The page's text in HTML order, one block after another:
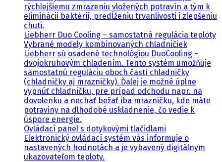
rýchlejšiemu zmrazeniu vložených potravín a tým k
eliminácii baktérií, predĺženiu trvanlivosti i zlepšeniu
chuti.
Liebherr Duo Cooling – samostatná regulácia teploty
Vybrané modely kombinovaných chladničiek
Liebherr sú osadené technológiou DuoCooling –
dvojokruhovým chladením. Tento systém umožňuje
samostatnú reguláciu oboch častí chladničky
(chladničky aj mrazničky). Ďalej je možné úplne
vypnúť chladničku, pre prípad odchodu napr. na
dovolenku a nechať bežať iba mrazničku, kde máte
potraviny na dlhodobé uskladnenie, čo vedie k
úspore energie.
Ovládací panel s dotykovými tlačidlami
Elektronický ovládací systém vás informuje o
nastavených hodnotách a je vybavený digitálnym
ukazovateľom teploty.